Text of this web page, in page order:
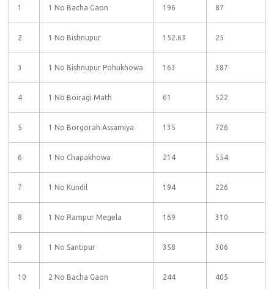
1 1 No Bacha Gaon 196 87
2 1 No Bishnupur 152.63 25
3 1 No Bishnupur Pohukhowa 163 387
4 1 No Boiragi Math 61 522
5 1 No Borgorah Assamiya 135 726
6 1 No Chapakhowa 214 554
7 1 No Kundil 194 226
8 1 No Rampur Megela 169 310
9 1 No Santipur 358 306
10 2 No Bacha Gaon 244 405